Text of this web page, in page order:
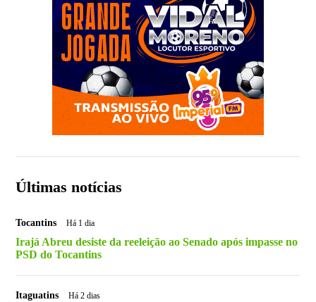
Últimas notícias
Tocantins Há 1 dia
Irajá Abreu desiste da reeleição ao Senado após impasse no
PSD do Tocantins
Itaguatins Há 2 dias